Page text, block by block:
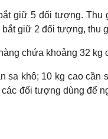
giữ 5 đối tượng.
giữ 2 đối tượng, thu
chứa khoảng 32 kg
khô; 10 kg cao cần
đối tượng dùng để